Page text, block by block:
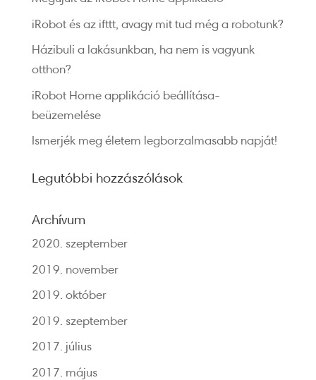
iRobot és az ifttt, avagy mit tud még a robotunk?
Házibuli a lakásunkban, ha nem is vagyunk
otthon?
iRobot Home applikáció beállítása-
beüzemelése
Ismerjék meg életem legborzalmasabb napját!
Legutóbbi hozzászólások
Archívum
2020. szeptember
2019. november
2019. október
2019. szeptember
2017. július
2017. május